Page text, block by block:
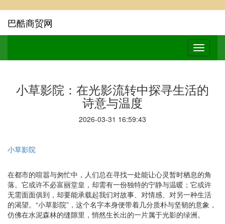
巴酷商贸网
小草影院：在光影流转中探寻生活的
诗意与温度
2026-03-31 16:59:43
小草影院
在都市的喧嚣与匆忙中，人们总在寻找一处能让心灵暂时栖息的角
落。它或许不必富丽堂皇，却需有一份独特的宁静与温暖；它或许
无需面面俱到，却要能承载起我们对故事、对情感、对另一种生活
的渴望。“小草影院”，这个名字本身便带着几分质朴与坚韧的意象，
仿佛在水泥森林的缝隙里，悄然生长出的一片属于光影的绿洲。